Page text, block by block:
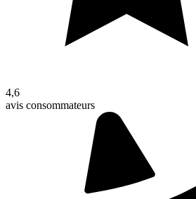
4,6
avis consommateurs